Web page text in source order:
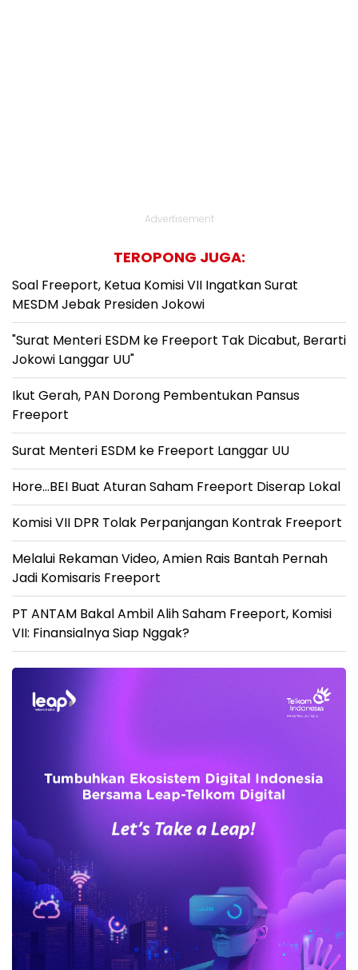
Advertisement
TEROPONG JUGA:
Soal Freeport, Ketua Komisi VII Ingatkan Surat
MESDM Jebak Presiden Jokowi
"Surat Menteri ESDM ke Freeport Tak Dicabut, Berarti
Jokowi Langgar UU"
Ikut Gerah, PAN Dorong Pembentukan Pansus
Freeport
Surat Menteri ESDM ke Freeport Langgar UU
Hore...BEI Buat Aturan Saham Freeport Diserap Lokal
Komisi VII DPR Tolak Perpanjangan Kontrak Freeport
Melalui Rekaman Video, Amien Rais Bantah Pernah
Jadi Komisaris Freeport
PT ANTAM Bakal Ambil Alih Saham Freeport, Komisi
VII: Finansialnya Siap Nggak?